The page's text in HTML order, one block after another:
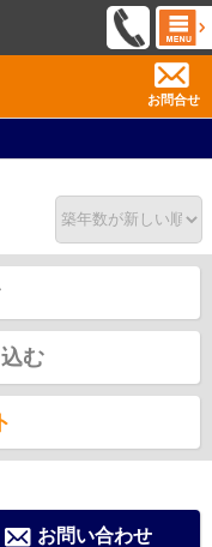
お問合せ
む
お問い合わせ